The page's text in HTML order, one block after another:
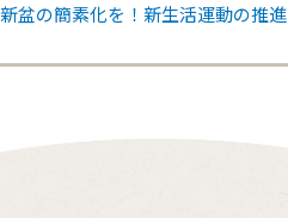
新盆の簡素化を！新生活運動の推進